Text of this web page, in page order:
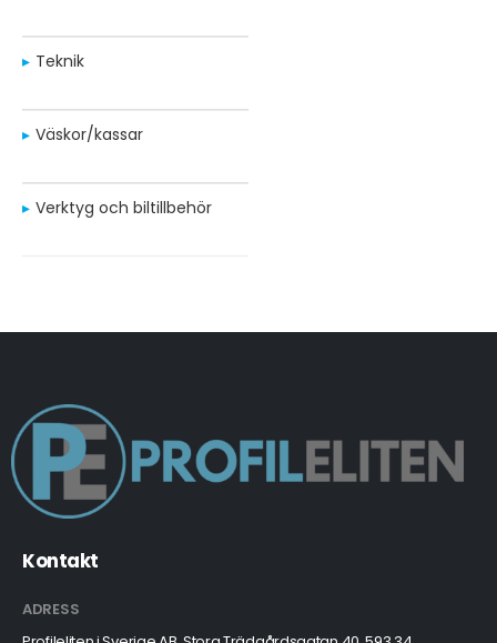
Teknik
Väskor/kassar
Verktyg och biltillbehör
Kontakt
ADRESS